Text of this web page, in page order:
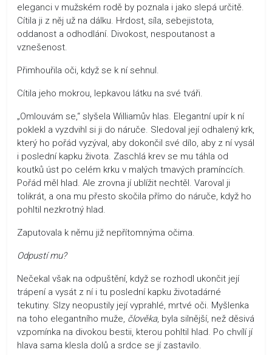
eleganci v mužském rodě by poznala i jako slepá určitě.
Cítila ji z něj už na dálku. Hrdost, síla, sebejistota,
oddanost a odhodlání. Divokost, nespoutanost a
vznešenost.
Přimhouřila oči, když se k ní sehnul.
Cítila jeho mokrou, lepkavou látku na své tváři.
„Omlouvám se,“ slyšela Williamův hlas. Elegantní upír k ní
poklekl a vyzdvihl si ji do náruče. Sledoval její odhalený krk,
který ho pořád vyzýval, aby dokončil své dílo, aby z ní vysál
i poslední kapku života. Zaschlá krev se mu táhla od
koutků úst po celém krku v malých tmavých pramíncích.
Pořád měl hlad. Ale zrovna jí ublížit nechtěl. Varoval ji
tolikrát, a ona mu přesto skočila přímo do náruče, když ho
pohltil nezkrotný hlad.
Zaputovala k němu již nepřítomnýma očima.
Odpustí mu?
Nečekal však na odpuštění, když se rozhodl ukončit její
trápení a vysát z ní i tu poslední kapku životadárné
tekutiny. Slzy neopustily její vyprahlé, mrtvé oči. Myšlenka
na toho elegantního muže, člověka, byla silnější, než děsivá
vzpomínka na divokou bestii, kterou pohltil hlad. Po chvílí jí
hlava sama klesla dolů a srdce se jí zastavilo.